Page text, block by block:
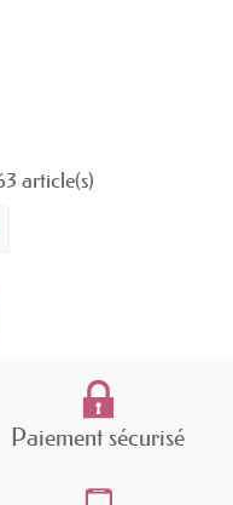
article(s)
Paiement sécurisé